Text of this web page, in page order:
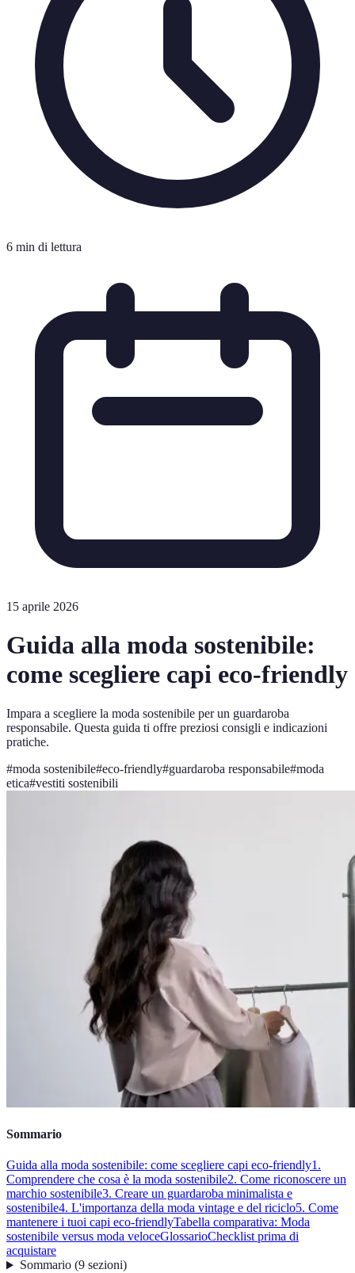
6 min di lettura
15 aprile 2026
Guida alla moda sostenibile:
come scegliere capi eco-friendly
Impara a scegliere la moda sostenibile per un guardaroba
responsabile. Questa guida ti offre preziosi consigli e indicazioni
pratiche.
#moda sostenibile#eco-friendly#guardaroba responsabile#moda
etica#vestiti sostenibili
Sommario
Guida alla moda sostenibile: come scegliere capi eco-friendly1.
Comprendere che cosa è la moda sostenibile2. Come riconoscere un
marchio sostenibile3. Creare un guardaroba minimalista e
sostenibile4. L'importanza della moda vintage e del riciclo5. Come
mantenere i tuoi capi eco-friendlyTabella comparativa: Moda
sostenibile versus moda veloceGlossarioChecklist prima di
acquistare
Sommario(9 sezioni)